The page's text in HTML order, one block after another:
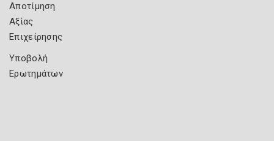
Αποτίμηση
Αξίας
Επιχείρησης
Υποβολή
Ερωτημάτων